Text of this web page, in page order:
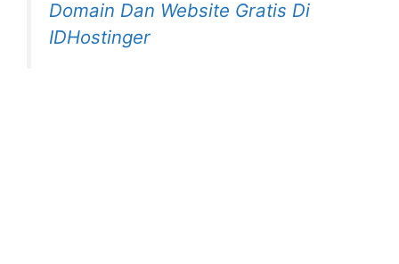
Domain Dan Website Gratis Di
IDHostinger